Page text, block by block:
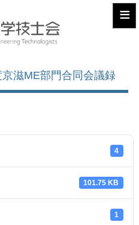
≡
滋ME部門合同会議録
4
101.75 KB
1